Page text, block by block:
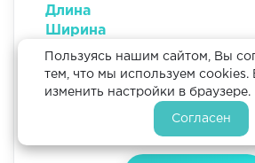
Пользуясь нашим сайтом, Вы
тем, что мы используем
изменить настройки в браузере.
Согласен
Длина
Ширина
Высота
Объем
Грузоподъемность